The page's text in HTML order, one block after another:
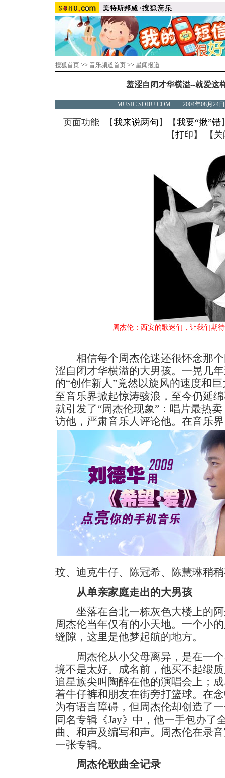
搜狐首页 >> 音乐频道首页 >> 星闻报道
羞涩自闭才华横溢--就爱这
MUSIC.SOHU.COM 2004年08月
页面功能 【我来说两句 】【我要“揪”错
【打印 】 【 关
周杰伦：西安的歌迷们，让我们期
相信每个周杰伦迷还很怀念那个
涩自闭才华横溢的大男孩。一晃几
的“创作新人”竟然以旋风的速度和
至音乐界掀起惊涛骇浪，至今仍延
就引发了“周杰伦现象”：唱片最热
访他，严肃音乐人评论他。在音乐
玟、迪克牛仔、陈冠希、陈慧琳稍
从单亲家庭走出的大男孩
坐落在台北一栋灰色大楼上的阿
周杰伦当年仅有的小天地。一个小
缝隙，这里是他梦起航的地方。
周杰伦从小父母离异，是在一个
境不是太好。成名前，他买不起缎
追星族尖叫陶醉在他的演唱会上；
着牛仔裤和朋友在街旁打篮球。在
为有语言障碍，但周杰伦却创造了
同名专辑《Jay》中，他一手包办了
曲、和声及编写和声。周杰伦在录
一张专辑。
周杰伦歌曲全记录